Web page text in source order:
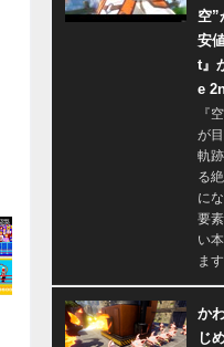
空
安
t』
e
『
が
軌
る
に
要
い
ます
か
じ